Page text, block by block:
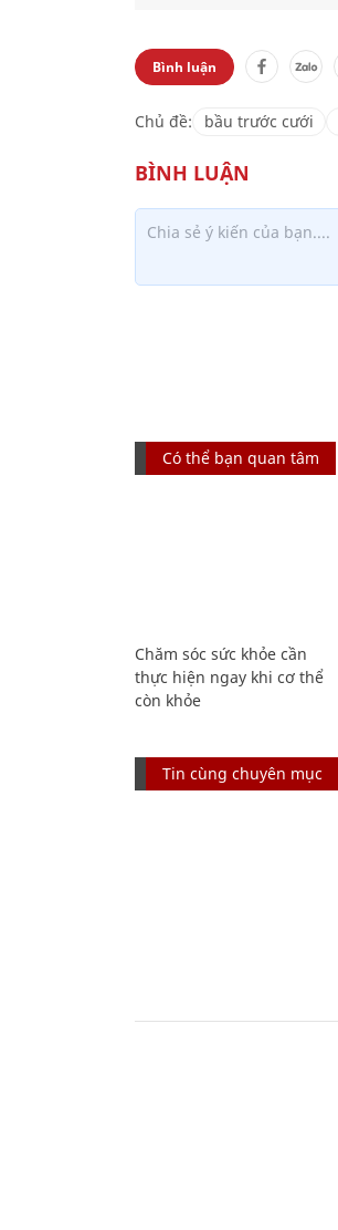
Bình luận
Chủ đề: bầu trước cưới
Có thể bạn quan tâm
Chăm sóc sức khỏe cần
thực hiện ngay khi cơ thể
còn khỏe
Tin cùng chuyên mục